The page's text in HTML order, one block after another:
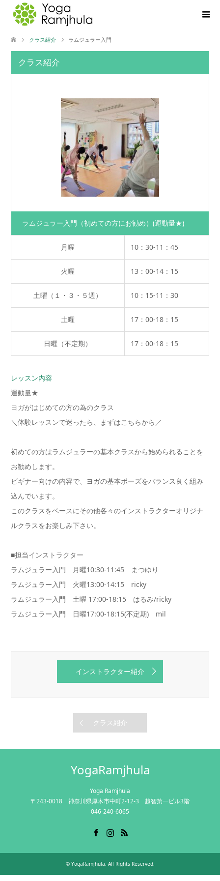
クラス紹介 ラムジュラー入門
クラス紹介
ラムジュラー入門（初めての方にお勧め） (運動量★)
月曜 10：30-11：45
火曜 13：00-14：15
土曜（１・３・５週） 10：15-11：30
土曜 17：00-18：15
日曜（不定期） 17：00-18：15
レッスン内容
運動量★
ヨガがはじめての方の為のクラス
＼体験レッスンで迷ったら、まずはこちらから／
初めての方はラムジュラーの基本クラスから始められることを
お勧めします。
ビギナー向けの内容で、ヨガの基本ポーズをバランス良く組み
込んでいます。
このクラスをベースにその他各々のインストラクターオリジナ
ルクラスをお楽しみ下さい。
■担当インストラクター
ラムジュラー入門 月曜10:30-11:45 まつゆり
ラムジュラー入門 火曜13:00-14:15 ricky
ラムジュラー入門 土曜 17:00-18:15 はるみ/ricky
ラムジュラー入門 日曜17:00-18:15(不定期) mil
インストラクター紹介
クラス紹介
YogaRamjhula
Yoga Ramjhula
〒243-0018 神奈川県厚木市中町2-12-3 越智第一ビル3階
046-240-6065
© YogaRamjhula . All Rights Reserved.